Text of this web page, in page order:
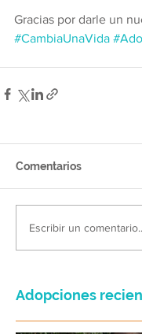
Gracias por darle un
#CambiaUnaVida
Comentarios
Escribir un
Adopciones